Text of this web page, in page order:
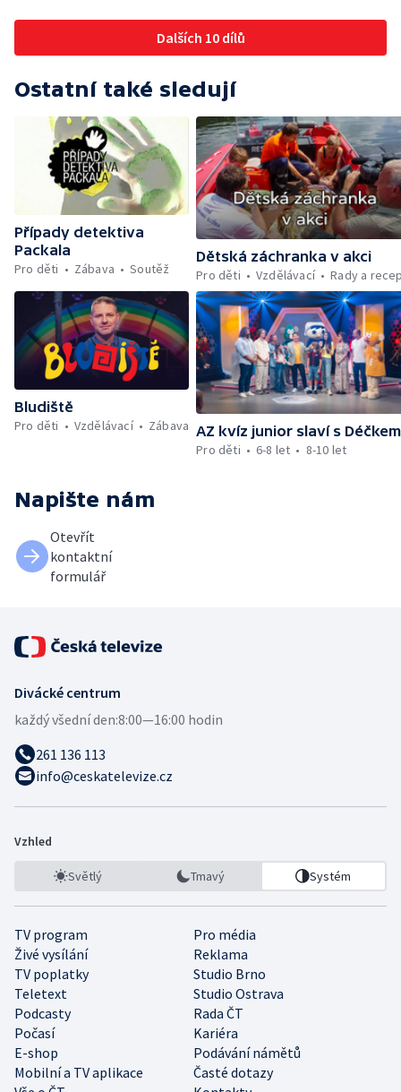
Dalších 10 dílů
Ostatní také sledují
Případy detektiva
Packala
Pro děti
Zábava Soutěž
Dětská záchranka v akci
Pro děti
Vzdělávací Rady a
Bludiště
Pro děti
Vzdělávací Zábava AZ kvíz junior slaví s Déčkem
Pro děti
6-8 let 8-10 let
Napište nám
Otevřít
kontaktní
formulář
Divácké centrum
každý všední den:8:00—16:00 hodin
261 136 113
info@ceskatelevize.cz
Vzhled
Světlý Tmavý Systém
TV program
Pro média
Živé vysílání
Reklama
TV poplatky
Studio Brno
Teletext
Studio Ostrava
Podcasty
Rada ČT
Počasí
Kariéra
E-shop
Podávání námětů
Mobilní a TV aplikace
Časté dotazy